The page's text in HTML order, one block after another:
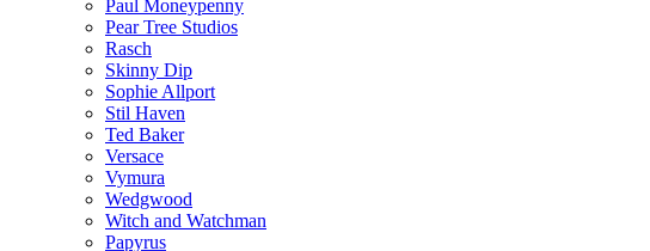
Paul Moneypenny
Pear Tree Studios
Rasch
Skinny Dip
Sophie Allport
Stil Haven
Ted Baker
Versace
Vymura
Wedgwood
Witch and Watchman
Papyrus